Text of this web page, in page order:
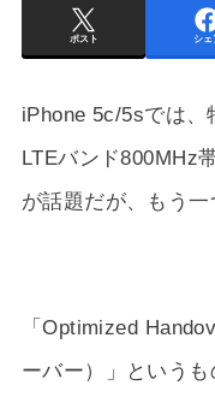
ポスト シェ
iPhone 5c/5sでは、
LTEバンド800MHz
が話題だが、もう一
「Optimized
ーバー）」というも